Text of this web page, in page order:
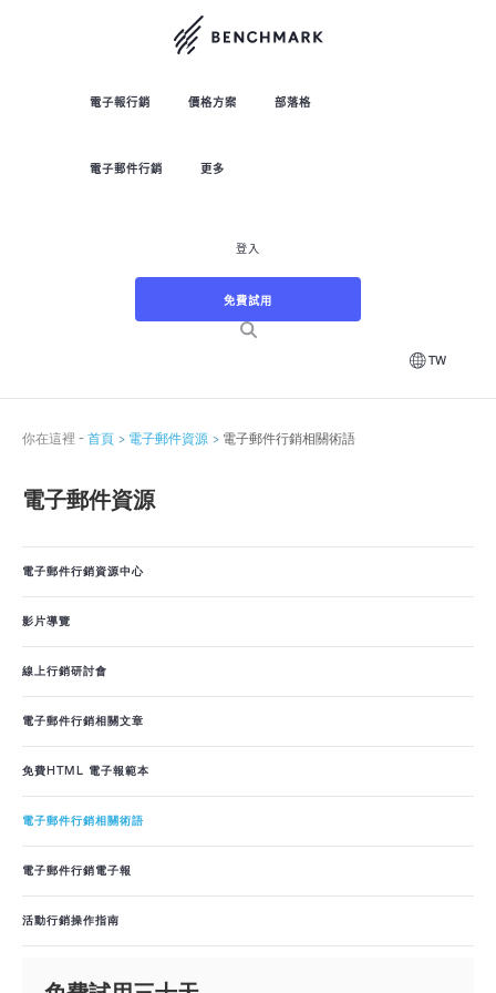
電子報行銷 價格方案 部落格
電子郵件行銷 更多
登入
免費試用
TW
你在這裡 - 首頁 電子郵件資源 電子郵件行銷相關術語
電子郵件資源
電子郵件行銷資源中心
影片導覽
線上行銷研討會
電子郵件行銷相關文章
免費HTML 電子報範本
電子郵件行銷相關術語
電子郵件行銷電子報
活動行銷操作指南